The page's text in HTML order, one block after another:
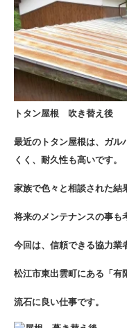
トタン屋根 吹き替え後
最近のトタン屋根は、ガル
くく、耐久性も高いです。
家族で色々と相談された結
将来のメンテナンスの事も
今回は、信頼できる協力業
松江市東出雲町にある「有
流石に良い仕事です。